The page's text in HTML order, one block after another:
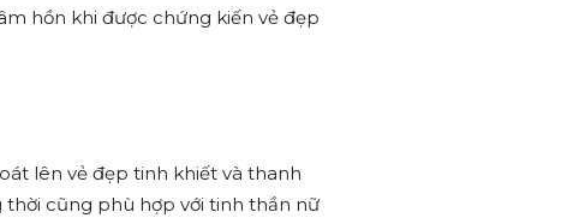
hồn khi được chứng kiến vẻ đẹp
lên vẻ đẹp tinh khiết và thanh
thời cũng phù hợp với tinh thần nữ